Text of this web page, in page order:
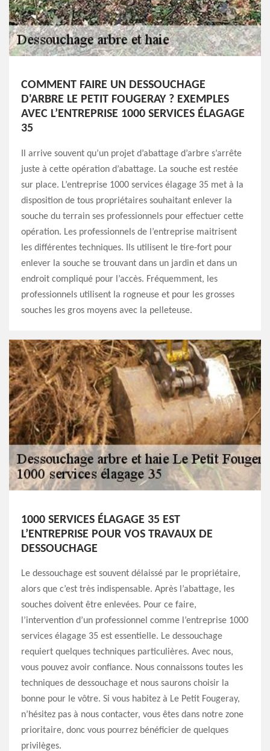
COMMENT FAIRE UN DESSOUCHAGE
D'ARBRE LE PETIT FOUGERAY ? EXEMPLES
AVEC L’ENTREPRISE 1000 SERVICES ÉLAGAGE
35
Il arrive souvent qu’un projet d’abattage d’arbre s’arrête
juste à cette opération d’abattage. La souche est restée
sur place. L’entreprise 1000 services élagage 35 met à la
disposition de tous propriétaires souhaitant enlever la
souche du terrain ses professionnels pour effectuer cette
opération. Les professionnels de l’entreprise maitrisent
les différentes techniques. Ils utilisent le tire-fort pour
enlever la souche se trouvant dans un jardin et dans un
endroit compliqué pour l’accès. Fréquemment, les
professionnels utilisent la rogneuse et pour les grosses
souches les gros moyens avec la pelleteuse.
1000 SERVICES ÉLAGAGE 35 EST
L’ENTREPRISE POUR VOS TRAVAUX DE
DESSOUCHAGE
Le dessouchage est souvent délaissé par le propriétaire,
alors que c’est très indispensable. Après l’abattage, les
souches doivent être enlevées. Pour ce faire,
l’intervention d’un professionnel comme l’entreprise 1000
services élagage 35 est essentielle. Le dessouchage
requiert quelques techniques particulières. Avec nous,
vous pouvez avoir confiance. Nous connaissons toutes les
techniques de dessouchage et nous saurons choisir la
bonne pour le vôtre. Si vous habitez à Le Petit Fougeray,
n’hésitez pas à nous contacter, vous êtes dans notre zone
prioritaire, donc vous pourrez bénéficier de quelques
privilèges.